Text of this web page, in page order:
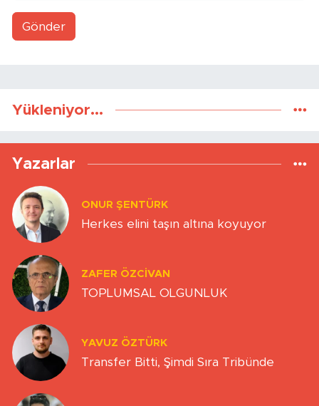
Gönder
Yükleniyor...
Yazarlar
ONUR ŞENTÜRK
Herkes elini taşın altına koyuyor
ZAFER ÖZCIVAN
TOPLUMSAL OLGUNLUK
YAVUZ ÖZTÜRK
Transfer Bitti, Şimdi Sıra Tribünde